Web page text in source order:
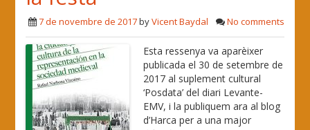
7 de novembre de 2017byVicent Baydal No comments
Esta ressenya va aparèixer
publicada el 30 de setembre de
2017 al suplement cultural
‘Posdata’ del diari Levante-
EMV, i la publiquem ara al blog
d’Harca per a una major